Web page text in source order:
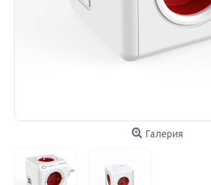
Галерия